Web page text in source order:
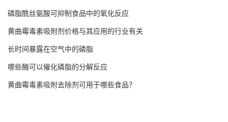
磷脂酰丝氨酸可抑制食品中的氧化反应
黄曲霉毒素吸附剂价格与其应用的行业有关
长时间暴露在空气中的磷脂
哪些酶可以催化磷脂的分解反应
黄曲霉毒素吸附去除剂可用于哪些食品？